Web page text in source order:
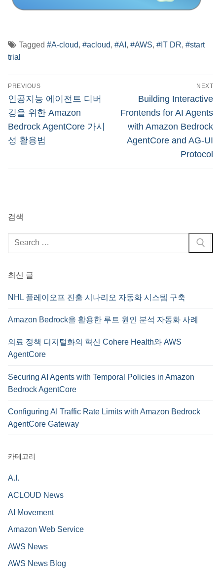
Tagged #A-cloud, #acloud, #AI , #AWS, #IT DR, #start
trial
글
탐
색
PREVIOUS
Previous
post:
인공지능 에이전트 디버
깅을 위한 Amazon
Bedrock AgentCore 가시
성 활용법
NEXT
Next
post:
Building Interactive
Frontends for AI Agents
with Amazon Bedrock
AgentCore and AG-UI
Protocol
검색
검
색
최신 글
NHL 플레이오프 진출 시나리오 자동화 시스템 구축
Amazon Bedrock을 활용한 루트 원인 분석 자동화 사례
의료 정책 디지털화의 혁신 Cohere Health와 AWS
AgentCore
Securing AI Agents with Temporal Policies in Amazon
Bedrock AgentCore
Configuring AI Traffic Rate Limits with Amazon Bedrock
AgentCore Gateway
카테고리
A.I.
ACLOUD News
AI Movement
Amazon Web Service
AWS News
AWS News Blog